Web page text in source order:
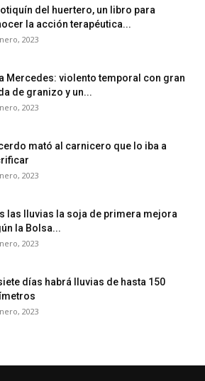
del huertero, un libro para
la acción terapéutica...
2023
Mercedes: violento temporal con gran
de granizo y un...
2023
mató al carnicero que lo iba a
2023
las lluvias la soja de primera mejora
la Bolsa...
2023
días habrá lluvias de hasta 150
2023